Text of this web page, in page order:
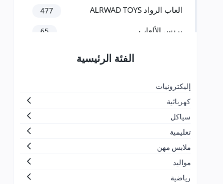
العاب الرواد ALRWAD TOYS 477
برنس الألعاب 65
مؤسسة سعد عبدالعزيز الخرعان
جزيرة المرح
الاسرار الجميلة بلايستيشن والعاب
اطفال
ضحكة لالعاب الأطفال
شركة مرن بلس التجارية
زمن الألعاب
الفئة الرئيسية
إليكترونيات
كهربائية
سياكل
تعليمية
ملابس مهن
مواليد
رياضية